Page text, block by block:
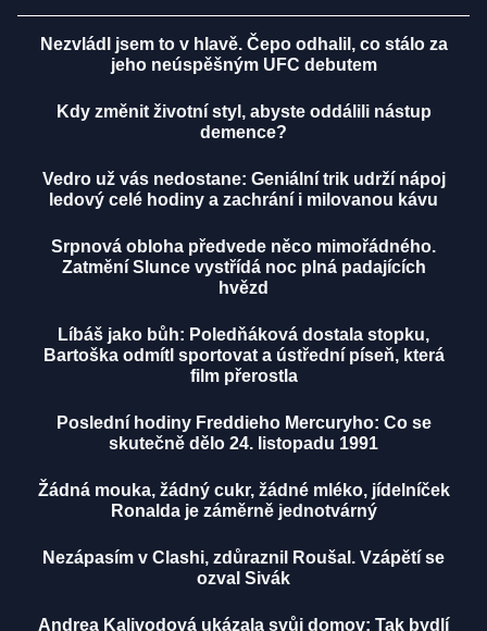
Nezvládl jsem to v hlavě. Čepo odhalil, co stálo za
jeho neúspěšným UFC debutem
Kdy změnit životní styl, abyste oddálili nástup
demence?
Vedro už vás nedostane: Geniální trik udrží nápoj
ledový celé hodiny a zachrání i milovanou kávu
Srpnová obloha předvede něco mimořádného.
Zatmění Slunce vystřídá noc plná padajících
hvězd
Líbáš jako bůh: Poledňáková dostala stopku,
Bartoška odmítl sportovat a ústřední píseň, která
film přerostla
Poslední hodiny Freddieho Mercuryho: Co se
skutečně dělo 24. listopadu 1991
Žádná mouka, žádný cukr, žádné mléko, jídelníček
Ronalda je záměrně jednotvárný
Nezápasím v Clashi, zdůraznil Roušal. Vzápětí se
ozval Sivák
Andrea Kalivodová ukázala svůj domov: Tak bydlí